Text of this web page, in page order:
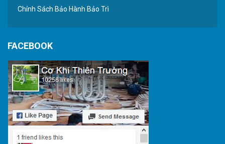
Chính Sách Bảo Hành Bảo Trì
FACEBOOK